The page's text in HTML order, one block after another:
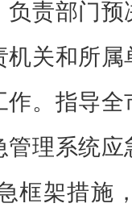
责部门
关和所属
。指导
理系统应
框架措施